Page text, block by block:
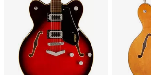
Auriculares
Micros